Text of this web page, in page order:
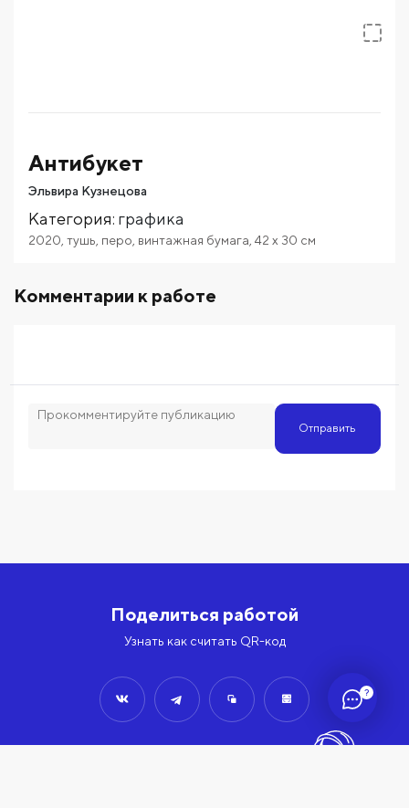
?
Антибукет
Эльвира Кузнецова
Категория: графика
2020 тушь перо винтажная бумага 42 x 30 см
Комментарии к работе
Отправить
Поделиться работой
Узнать как считать QR-код